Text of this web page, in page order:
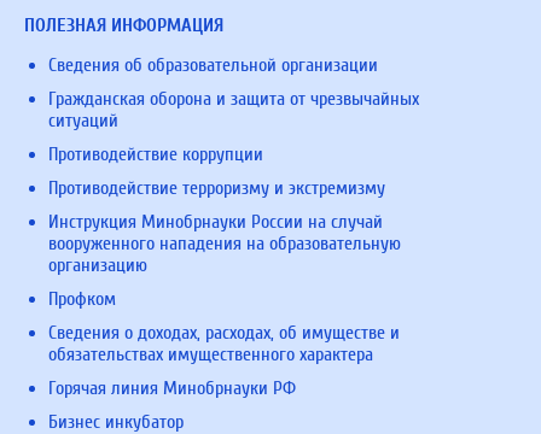
ПОЛЕЗНАЯ ИНФОРМАЦИЯ
Сведения об образовательной организации
Гражданская оборона и защита от чрезвычайных
ситуаций
Противодействие коррупции
Противодействие терроризму и экстремизму
Инструкция Минобрнауки России на случай
вооруженного нападения на образовательную
организацию
Профком
Сведения о доходах, расходах, об имуществе и
обязательствах имущественного характера
Горячая линия Минобрнауки РФ
Бизнес инкубатор